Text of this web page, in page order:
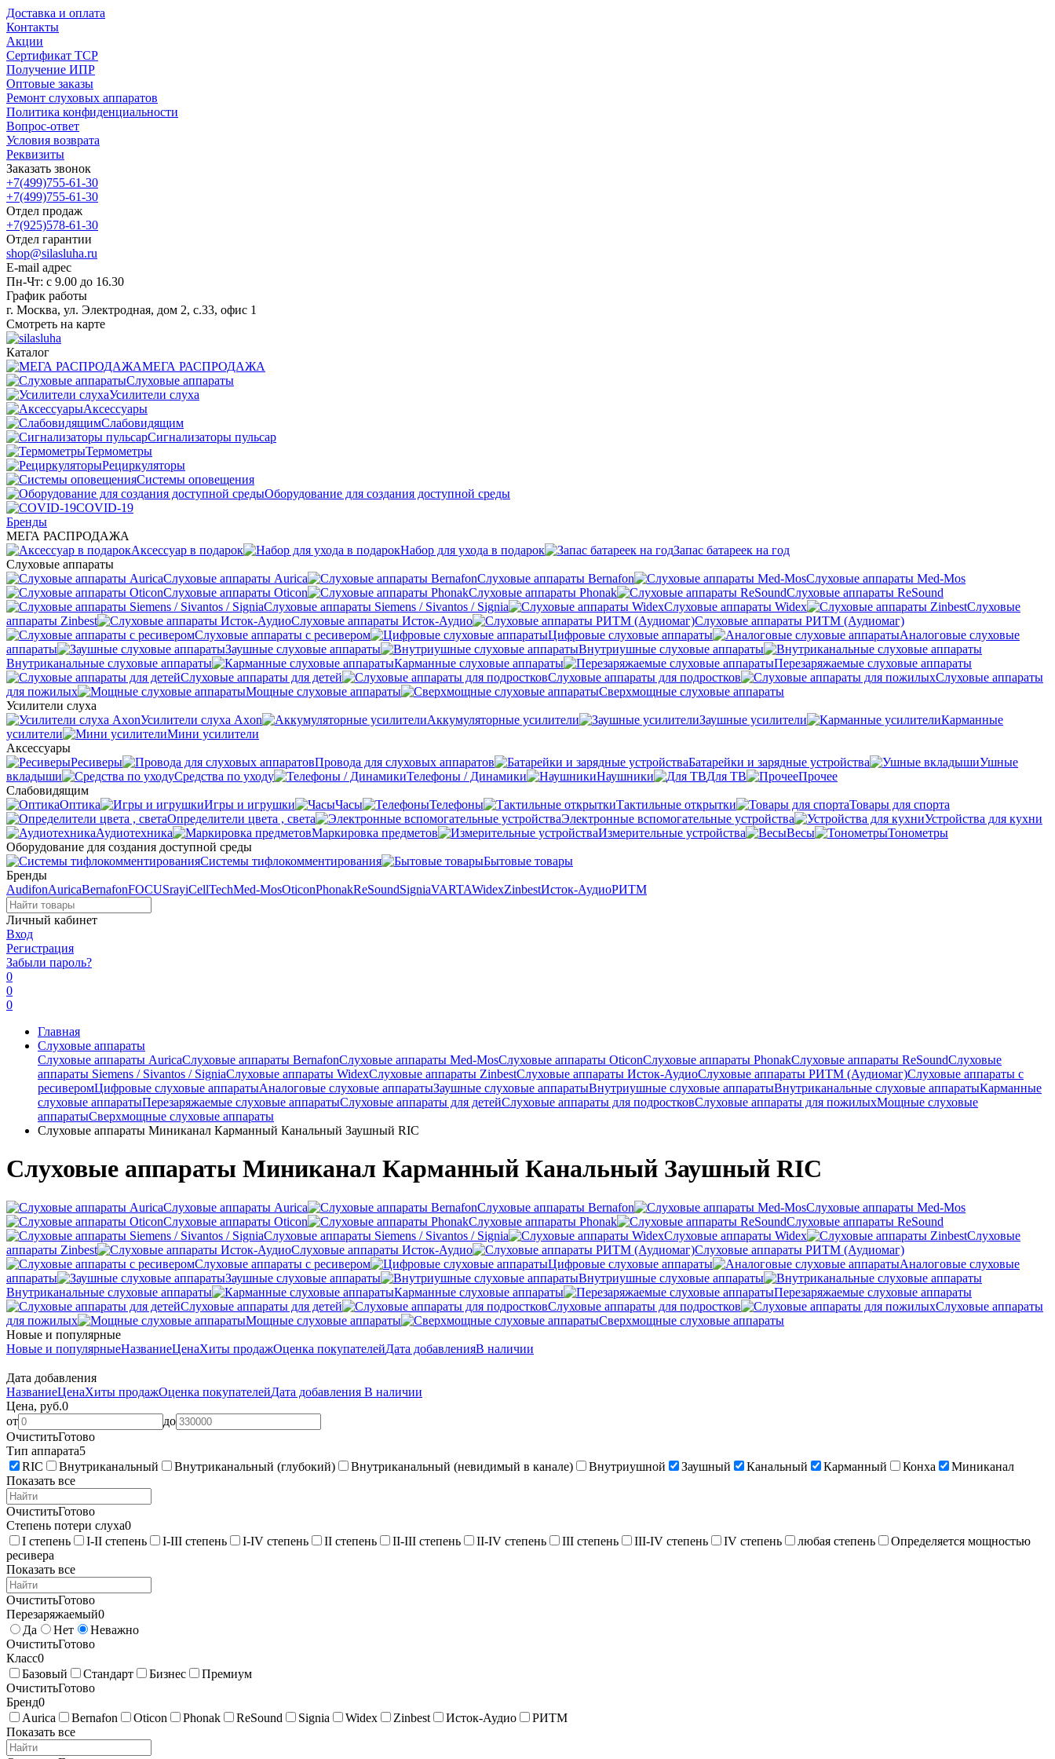
Доставка и оплата
Контакты
Акции
Сертификат ТСР
Получение ИПР
Оптовые заказы
Ремонт слуховых аппаратов
Политика конфиденциальности
Вопрос-ответ
Условия возврата
Реквизиты
Заказать звонок
+7(499)755-61-30
+7(499)755-61-30
Отдел продаж
+7(925)578-61-30
Отдел гарантии
shop@silasluha.ru
E-mail адрес
Пн-Чт: с 9.00 до 16.30
График работы
г. Москва, ул. Электродная, дом 2, с.33, офис 1
Смотреть на карте
Каталог
МЕГА РАСПРОДАЖА
Слуховые аппараты
Усилители слуха
Аксессуары
Слабовидящим
Сигнализаторы пульсар
Термометры
Рециркуляторы
Cистемы оповещения
Оборудование для создания доступной среды
COVID-19
Бренды
МЕГА РАСПРОДАЖА
Аксессуар в подарок
Набор для ухода в подарок
Запас батареек на год
Слуховые аппараты
Слуховые аппараты Aurica
Слуховые аппараты Bernafon
Слуховые аппараты Med-Mos
Слуховые аппараты Oticon
Слуховые аппараты Phonak
Слуховые аппараты ReSound
Слуховые аппараты Siemens / Sivantos / Signia
Слуховые аппараты Widex
Слуховые
аппараты Zinbest
Слуховые аппараты Исток-Аудио
Слуховые аппараты РИТМ (Аудиомаг)
Слуховые аппараты с ресивером
Цифровые слуховые аппараты
Аналоговые слуховые
аппараты
Заушные слуховые аппараты
Внутриушные слуховые аппараты
Внутриканальные слуховые аппараты
Карманные слуховые аппараты
Перезаряжаемые слуховые аппараты
Слуховые аппараты для детей
Слуховые аппараты для подростков
Слуховые аппараты
для пожилых
Мощные слуховые аппараты
Сверхмощные слуховые аппараты
Усилители слуха
Усилители слуха Axon
Аккумуляторные усилители Заушные усилители
Карманные
усилители
Мини усилители
Аксессуары
Ресиверы
Провода для слуховых аппаратов Батарейки и зарядные устройства
Ушные
вкладыши
Средства по уходу Телефоны / Динамики Наушники Для ТВ
Прочее
Слабовидящим
Оптика
Игры и игрушки Часы Телефоны Тактильные открытки
Товары для спорта
Определители цвета , света
Электронные вспомогательные устройства
Устройства для кухни
Аудиотехника
Маркировка предметов Измерительные устройства Весы
Тонометры
Оборудование для создания доступной среды
Системы тифлокомментирования
Бытовые товары
Бренды
AudifonAuricaBernafonFOCUSrayiCellTechMed-MosOticonPhonakReSoundSigniaVARTAWidexZinbestИсток-АудиоРИТМ
Личный кабинет
Вход
Регистрация
Забыли пароль?
0
0
0
Главная
Слуховые аппараты
Слуховые аппараты AuricaСлуховые аппараты BernafonСлуховые аппараты Med-MosСлуховые аппараты OticonСлуховые аппараты PhonakСлуховые аппараты ReSoundСлуховые
аппараты Siemens / Sivantos / SigniaСлуховые аппараты WidexСлуховые аппараты ZinbestСлуховые аппараты Исток-АудиоСлуховые аппараты РИТМ (Аудиомаг)Слуховые аппараты с
ресиверомЦифровые слуховые аппаратыАналоговые слуховые аппаратыЗаушные слуховые аппаратыВнутриушные слуховые аппаратыВнутриканальные слуховые аппаратыКарманные
слуховые аппаратыПерезаряжаемые слуховые аппаратыСлуховые аппараты для детейСлуховые аппараты для подростковСлуховые аппараты для пожилыхМощные слуховые
аппаратыСверхмощные слуховые аппараты
Слуховые аппараты Миниканал Карманный Канальный Заушный RIC
Слуховые аппараты Миниканал Карманный Канальный Заушный RIC
Слуховые аппараты Aurica Слуховые аппараты Bernafon
Слуховые аппараты Med-Mos
Слуховые аппараты Oticon
Слуховые аппараты Phonak
Слуховые аппараты ReSound
Слуховые аппараты Siemens / Sivantos / Signia
Слуховые аппараты Widex
Слуховые
аппараты Zinbest
Слуховые аппараты Исток-Аудио
Слуховые аппараты РИТМ (Аудиомаг)
Слуховые аппараты с ресивером
Цифровые слуховые аппараты
Аналоговые слуховые
аппараты
Заушные слуховые аппараты
Внутриушные слуховые аппараты
Внутриканальные слуховые аппараты
Карманные слуховые аппараты
Перезаряжаемые слуховые аппараты
Слуховые аппараты для детей
Слуховые аппараты для подростков
Слуховые аппараты
для пожилых
Мощные слуховые аппараты
Сверхмощные слуховые аппараты
Новые и популярные
Новые и популярныеНазваниеЦенаХиты продажОценка покупателейДата добавленияВ наличии
Дата добавления
НазваниеЦенаХиты продажОценка покупателейДата добавления В наличии
Цена, руб.0
от
до
ОчиститьГотово
Тип аппарата5
RIC
Внутриканальный Внутриканальный (глубокий) Внутриканальный (невидимый в канале) Внутриушной Заушный Канальный Карманный Конха
Миниканал
Показать все
ОчиститьГотово
Степень потери слуха0
I степень
I-II степень I-III степень I-IV степень II степень II-III степень II-IV степень III степень III-IV степень IV степень любая степень
Определяется мощностью
ресивера
Показать все
ОчиститьГотово
Перезаряжаемый0
Да
Нет
Неважно
ОчиститьГотово
Класс0
Базовый
Стандарт Бизнес
Премиум
ОчиститьГотово
Бренд0
Aurica
Bernafon Oticon Phonak ReSound Signia Widex Zinbest Исток-Аудио
РИТМ
Показать все